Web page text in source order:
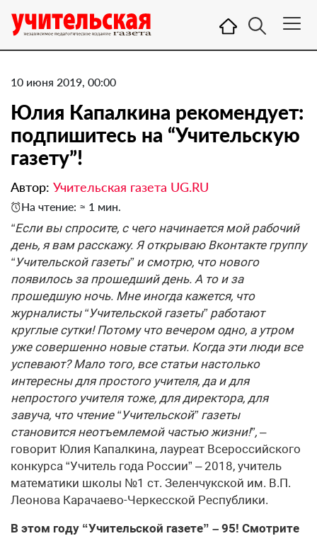
10 июня 2019, 00:00
Юлия Капалкина рекомендует:
подпишитесь на “Учительскую
газету”!
Автор: Учительская газета UG.RU
На чтение: ≈ 1 мин.
“Если вы спросите, с чего начинается мой рабочий
день, я вам расскажу. Я открываю Вконтакте группу
“Учительской газеты” и смотрю, что нового
появилось за прошедший день. А то и за
прошедшую ночь. Мне иногда кажется, что
журналисты “Учительской газеты” работают
круглые сутки! Потому что вечером одно, а утром
уже совершенно новые статьи. Когда эти люди все
успевают? Мало того, все статьи настолько
интересны для простого учителя, да и для
непростого учителя тоже, для директора, для
завуча, что чтение “Учительской” газеты
становится неотъемлемой частью жизни!”, –
говорит Юлия Капалкина, лауреат Всероссийского
конкурса “Учитель года России” – 2018, учитель
математики школы №1 ст. Зеленчукской им. В.П.
Леонова Карачаево-Черкесской Республики.
В этом году “Учительской газете” – 95! Смотрите